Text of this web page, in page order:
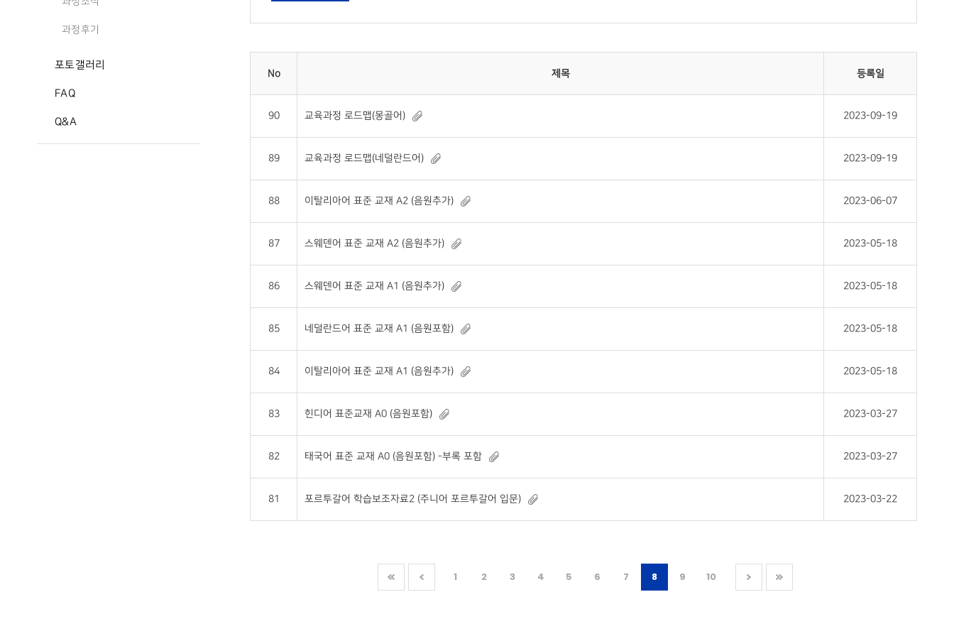
과정후기
포토갤러리
FAQ
Q&A
No 제목 등록일
90 교육과정 로드맵(몽골어) 2023-09-19
89 교육과정 로드맵(네덜란드어) 2023-09-19
88 이탈리아어 표준 교재 A2 (음원추가) 2023-06-07
87 스웨덴어 표준 교재 A2 (음원추가) 2023-05-18
86 스웨덴어 표준 교재 A1 (음원추가) 2023-05-18
85 네덜란드어 표준 교재 A1 (음원포함) 2023-05-18
84 이탈리아어 표준 교재 A1 (음원추가) 2023-05-18
83 힌디어 표준교재 A0 (음원포함) 2023-03-27
82 태국어 표준 교재 A0 (음원포함) -부록 포함 2023-03-27
81 포르투갈어 학습보조자료2 (주니어 포르투갈어 입문) 2023-03-22
1 2 3 4 5 6 7 8 9 10